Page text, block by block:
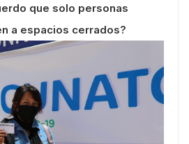
que solo personas
a espacios cerrados?